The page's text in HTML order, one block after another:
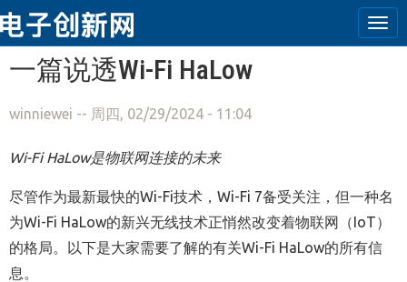
跳转到主要内容
一篇说透Wi-Fi HaLow
winniewei -- 周四, 02/29/2024 - 11:04
Wi-Fi HaLow是物联网连接的未来
尽管作为最新最快的Wi-Fi技术，Wi-Fi 7备受关注，但一种名
为Wi-Fi HaLow的新兴无线技术正悄然改变着物联网（IoT）
的格局。以下是大家需要了解的有关Wi-Fi HaLow的所有信
息。